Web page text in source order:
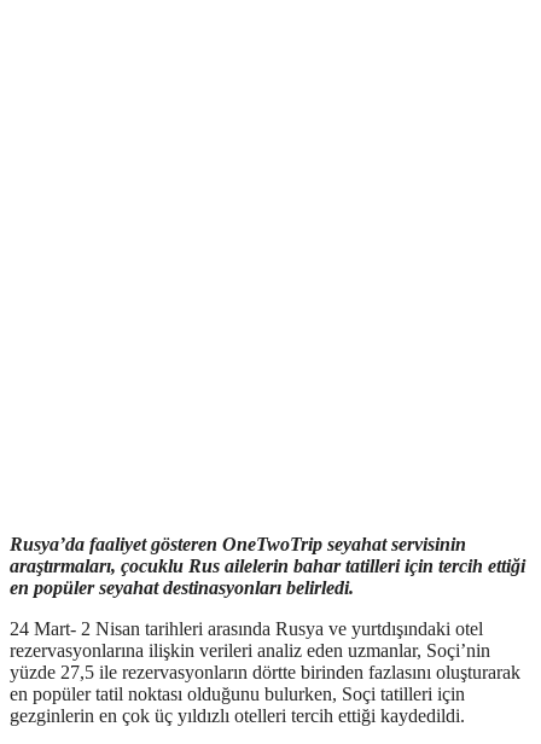
Rusya’da faaliyet gösteren OneTwoTrip seyahat servisinin
araştırmaları, çocuklu Rus ailelerin bahar tatilleri için tercih ettiği
en popüler seyahat destinasyonları belirledi.
24 Mart- 2 Nisan tarihleri arasında Rusya ve yurtdışındaki otel
rezervasyonlarına ilişkin verileri analiz eden uzmanlar, Soçi’nin
yüzde 27,5 ile rezervasyonların dörtte birinden fazlasını oluşturarak
en popüler tatil noktası olduğunu bulurken, Soçi tatilleri için
gezginlerin en çok üç yıldızlı otelleri tercih ettiği kaydedildi.